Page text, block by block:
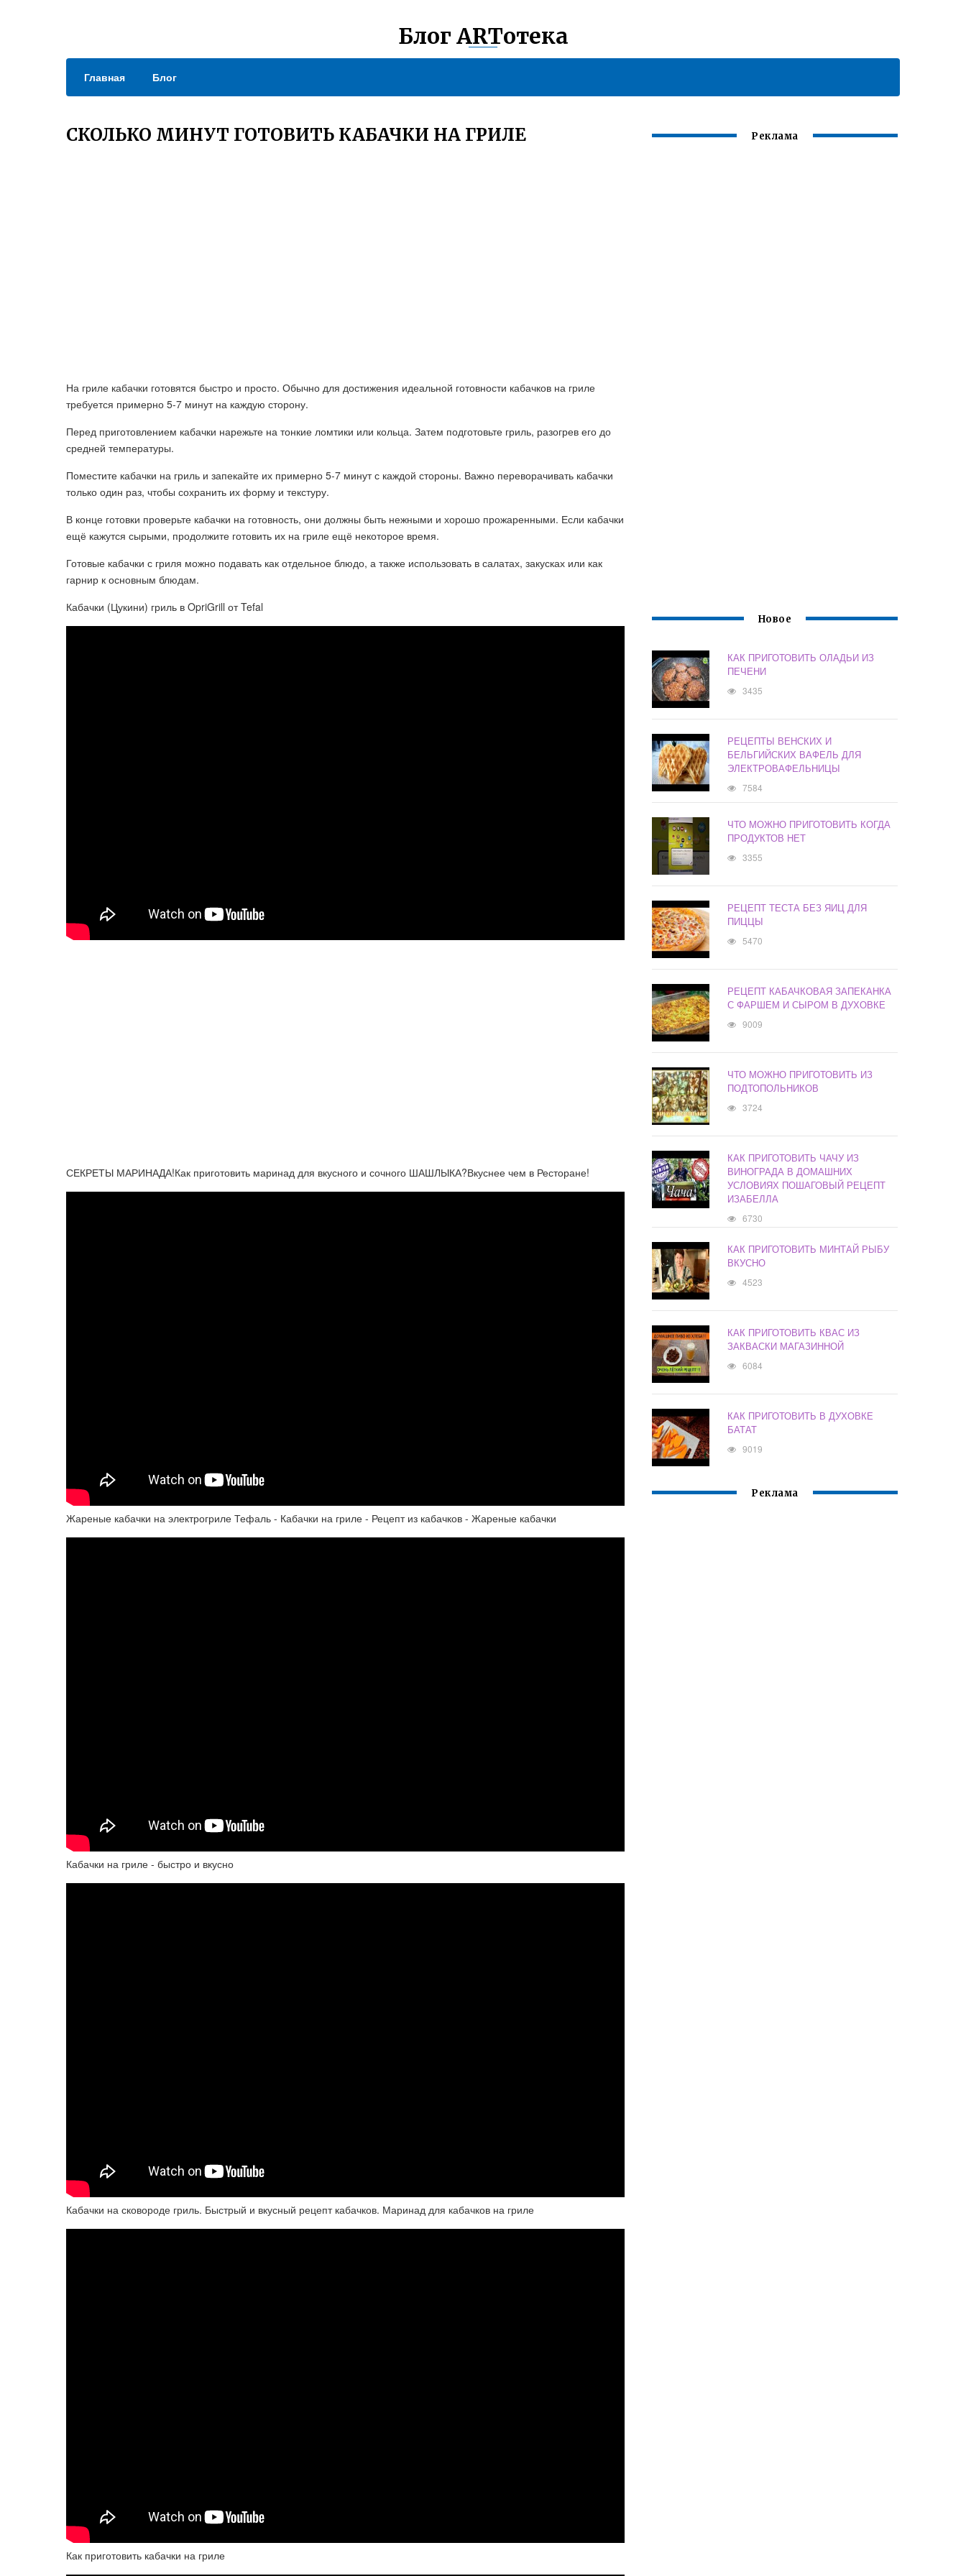
Блог ARTотека
Главная Блог
СКОЛЬКО МИНУТ ГОТОВИТЬ КАБАЧКИ НА ГРИЛЕ
На гриле кабачки готовятся быстро и просто. Обычно для достижения идеальной готовности кабачков на гриле
требуется примерно 5-7 минут на каждую сторону.
Перед приготовлением кабачки нарежьте на тонкие ломтики или кольца. Затем подготовьте гриль, разогрев его до
средней температуры.
Поместите кабачки на гриль и запекайте их примерно 5-7 минут с каждой стороны. Важно переворачивать кабачки
только один раз, чтобы сохранить их форму и текстуру.
В конце готовки проверьте кабачки на готовность, они должны быть нежными и хорошо прожаренными. Если кабачки
ещё кажутся сырыми, продолжите готовить их на гриле ещё некоторое время.
Готовые кабачки с гриля можно подавать как отдельное блюдо, а также использовать в салатах, закусках или как
гарнир к основным блюдам.
Кабачки (Цукини) гриль в OpriGrill от Tefal
СЕКРЕТЫ МАРИНАДА!Как приготовить маринад для вкусного и сочного ШАШЛЫКА?Вкуснее чем в Ресторане!
Жареные кабачки на электрогриле Тефаль - Кабачки на гриле - Рецепт из кабачков - Жареные кабачки
Кабачки на гриле - быстро и вкусно
Кабачки на сковороде гриль. Быстрый и вкусный рецепт кабачков. Маринад для кабачков на гриле
Как приготовить кабачки на гриле
Реклама
Новое
КАК ПРИГОТОВИТЬ ОЛАДЬИ ИЗ
ПЕЧЕНИ
3435
РЕЦЕПТЫ ВЕНСКИХ И
БЕЛЬГИЙСКИХ ВАФЕЛЬ ДЛЯ
ЭЛЕКТРОВАФЕЛЬНИЦЫ
7584
ЧТО МОЖНО ПРИГОТОВИТЬ КОГДА
ПРОДУКТОВ НЕТ
3355
РЕЦЕПТ ТЕСТА БЕЗ ЯИЦ ДЛЯ
ПИЦЦЫ
5470
РЕЦЕПТ КАБАЧКОВАЯ ЗАПЕКАНКА
С ФАРШЕМ И СЫРОМ В ДУХОВКЕ
9009
ЧТО МОЖНО ПРИГОТОВИТЬ ИЗ
ПОДТОПОЛЬНИКОВ
3724
КАК ПРИГОТОВИТЬ ЧАЧУ ИЗ
ВИНОГРАДА В ДОМАШНИХ
УСЛОВИЯХ ПОШАГОВЫЙ РЕЦЕПТ
ИЗАБЕЛЛА
6730
КАК ПРИГОТОВИТЬ МИНТАЙ РЫБУ
ВКУСНО
4523
КАК ПРИГОТОВИТЬ КВАС ИЗ
ЗАКВАСКИ МАГАЗИННОЙ
6084
КАК ПРИГОТОВИТЬ В ДУХОВКЕ
БАТАТ
9019
Реклама